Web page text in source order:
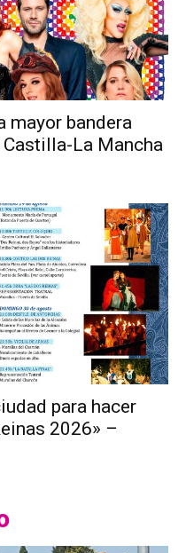
mayor bandera
La Mancha
para hacer
2026» –